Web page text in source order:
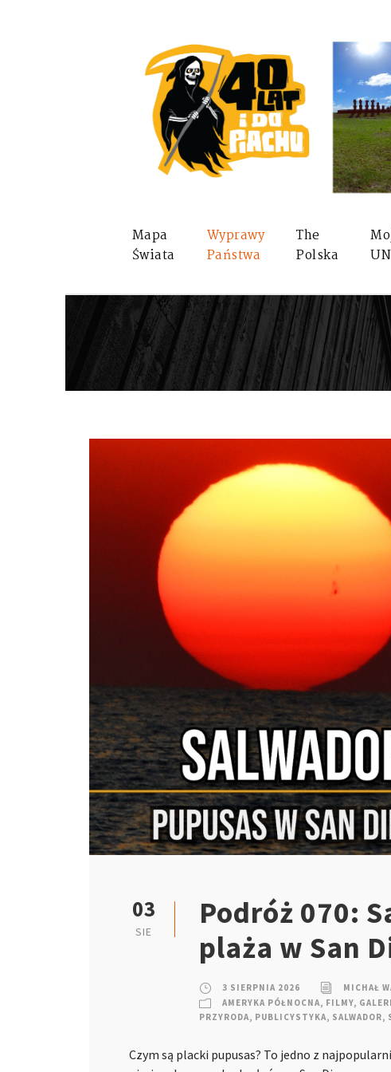
Mapa
Świata
Wyprawy
Państwa
The
Polska
03
SIE
Podróż 070:
plaża w San
3 SIERPNIA 2026
MICHAŁ
AMERYKA PÓŁNOCNA, FILMY,
PRZYRODA, PUBLICYSTYKA, SALWADOR,
Czym są placki pupusas? To jedno z